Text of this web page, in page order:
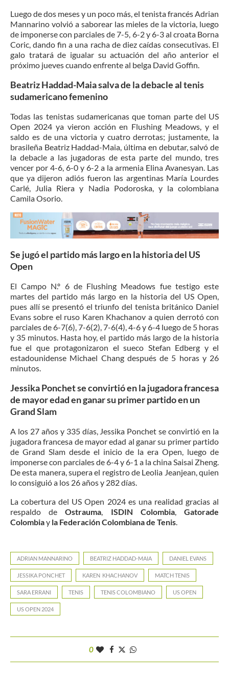
Luego de dos meses y un poco más, el tenista francés Adrian
Mannarino volvió a saborear las mieles de la victoria, luego
de imponerse con parciales de 7-5, 6-2 y 6-3 al croata Borna
Coric, dando fin a una racha de diez caídas consecutivas. El
galo tratará de igualar su actuación del año anterior el
próximo jueves cuando enfrente al belga David Goffin.
Beatriz Haddad-Maia salva de la debacle al tenis
sudamericano femenino
Todas las tenistas sudamericanas que toman parte del US
Open 2024 ya vieron acción en Flushing Meadows, y el
saldo es de una victoria y cuatro derrotas; justamente, la
brasileña Beatriz Haddad-Maia, última en debutar, salvó de
la debacle a las jugadoras de esta parte del mundo, tres
vencer por 4-6, 6-0 y 6-2 a la armenia Elina Avanesyan. Las
que ya dijeron adiós fueron las argentinas María Lourdes
Carlé, Julia Riera y Nadia Podoroska, y la colombiana
Camila Osorio.
Se jugó el partido más largo en la historia del US
Open
El Campo N.º 6 de Flushing Meadows fue testigo este
martes del partido más largo en la historia del US Open,
pues allí se presentó el triunfo del tenista británico Daniel
Evans sobre el ruso Karen Khachanov a quien derrotó con
parciales de 6-7(6), 7-6(2), 7-6(4), 4-6 y 6-4 luego de 5 horas
y 35 minutos. Hasta hoy, el partido más largo de la historia
fue el que protagonizaron el sueco Stefan Edberg y el
estadounidense Michael Chang después de 5 horas y 26
minutos.
Jessika Ponchet se convirtió en la jugadora francesa
de mayor edad en ganar su primer partido en un
Grand Slam
A los 27 años y 335 días, Jessika Ponchet se convirtió en la
jugadora francesa de mayor edad al ganar su primer partido
de Grand Slam desde el inicio de la era Open, luego de
imponerse con parciales de 6-4 y 6-1 a la china Saisai Zheng.
De esta manera, supera el registro de Leolia Jeanjean, quien
lo consiguió a los 26 años y 282 días.
La cobertura del US Open 2024 es una realidad gracias al
respaldo deOstrauma ISDIN Colombia,Gatorade
Colombiay la Federación Colombiana de Tenis
ADRIAN MANNARINO BEATRIZ HADDAD-MAIA DANIEL EVANS
JESSIKA PONCHET KAREN KHACHANOV MATCH TENIS
SARA ERRANI TENIS TENIS COLOMBIANO US OPEN
US OPEN 2024
0